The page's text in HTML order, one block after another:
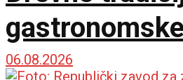
spojile dve
06.08.2026